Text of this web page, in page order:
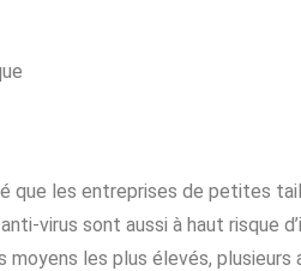
que les entreprises de petites
virus sont aussi à haut risque
les plus élevés,